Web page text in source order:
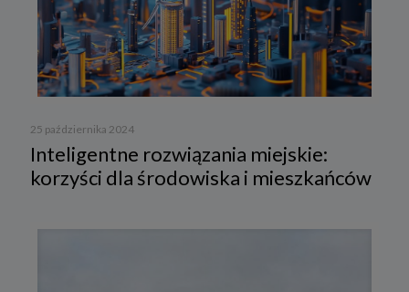
25 października 2024
Inteligentne rozwiązania miejskie:
korzyści dla środowiska i mieszkańców